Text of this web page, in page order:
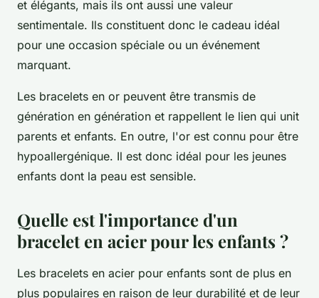
et élégants, mais ils ont aussi une valeur
sentimentale. Ils constituent donc le cadeau idéal
pour une occasion spéciale ou un événement
marquant.
Les bracelets en or peuvent être transmis de
génération en génération et rappellent le lien qui unit
parents et enfants. En outre, l'or est connu pour être
hypoallergénique. Il est donc idéal pour les jeunes
enfants dont la peau est sensible.
Quelle est l'importance d'un
bracelet en acier pour les enfants ?
Les bracelets en acier pour enfants sont de plus en
plus populaires en raison de leur durabilité et de leur